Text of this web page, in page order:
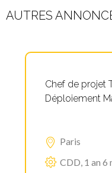
AUTRES
Chef de projet
Déploiement
Paris
CDD, 1 an 6